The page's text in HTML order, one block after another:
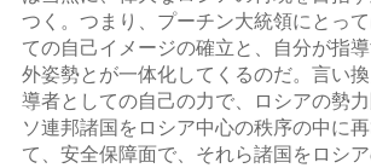
つく。つまり、プーチン大統領にとっ
ての自己イメージの確立と、自分が指
外姿勢とが一体化してくるのだ。言い
導者としての自己の力で、ロシアの勢
ソ連邦諸国をロシア中心の秩序の中に
て、安全保障面で、それら諸国をロシ